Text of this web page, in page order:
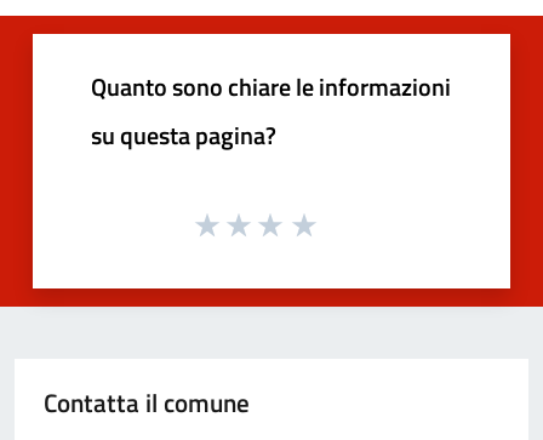
Quanto sono chiare le informazioni
su questa pagina?
Contatta il comune